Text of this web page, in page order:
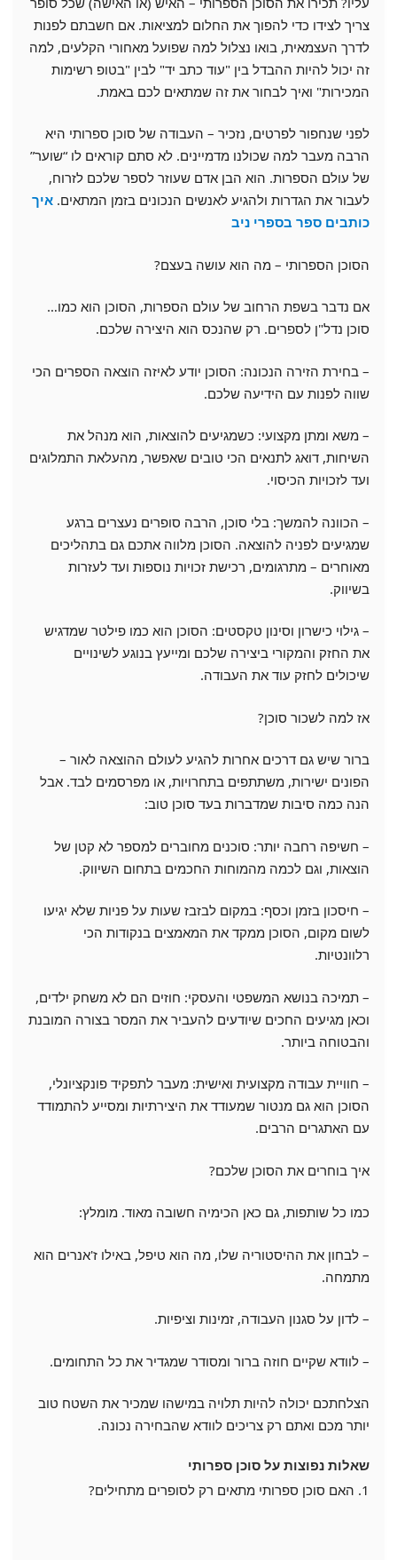
צריך לצידו כדי להפוך את החלום למציאות. אם חשבתם לפנות
לדרך העצמאית, בואו נצלול למה שפועל מאחורי הקלעים, למה
זה יכול להיות ההבדל בין "עוד כתב יד" לבין "בטופ רשימות
המכירות" ואיך לבחור את זה שמתאים לכם באמת.
לפני שנחפור לפרטים, נזכיר – העבודה של סוכן ספרותי היא
הרבה מעבר למה שכולנו מדמיינים. לא סתם קוראים לו “שוער”
של עולם הספרות. הוא הבן אדם שעוזר לספר שלכם לזרוח,
לעבור את הגדרות ולהגיע לאנשים הנכונים בזמן המתאים. איך
כותבים ספר בספרי ניב
הסוכן הספרותי – מה הוא עושה בעצם?
אם נדבר בשפת הרחוב של עולם הספרות, הסוכן הוא כמו…
סוכן נדל"ן לספרים. רק שהנכס הוא היצירה שלכם.
– בחירת הזירה הנכונה: הסוכן יודע לאיזה הוצאה הספרים הכי
שווה לפנות עם הידיעה שלכם.
– משא ומתן מקצועי: כשמגיעים להוצאות, הוא מנהל את
השיחות, דואג לתנאים הכי טובים שאפשר, מהעלאת התמלוגים
ועד לזכויות הכיסוי.
– הכוונה להמשך: בלי סוכן, הרבה סופרים נעצרים ברגע
שמגיעים לפניה להוצאה. הסוכן מלווה אתכם גם בתהליכים
מאוחרים – מתרגומים, רכישת זכויות נוספות ועד לעזרות
בשיווק.
– גילוי כישרון וסינון טקסטים: הסוכן הוא כמו פילטר שמדגיש
את החזק והמקורי ביצירה שלכם ומייעץ בנוגע לשינויים
שיכולים לחזק עוד את העבודה.
אז למה לשכור סוכן?
ברור שיש גם דרכים אחרות להגיע לעולם ההוצאה לאור –
הפונים ישירות, משתתפים בתחרויות, או מפרסמים לבד. אבל
הנה כמה סיבות שמדברות בעד סוכן טוב:
– חשיפה רחבה יותר: סוכנים מחוברים למספר לא קטן של
הוצאות, וגם לכמה מהמוחות החכמים בתחום השיווק.
– חיסכון בזמן וכסף: במקום לבזבז שעות על פניות שלא יגיעו
לשום מקום, הסוכן ממקד את המאמצים בנקודות הכי
רלוונטיות.
– תמיכה בנושא המשפטי והעסקי: חוזים הם לא משחק ילדים,
וכאן מגיעים החכים שיודעים להעביר את המסר בצורה המובנת
והבטוחה ביותר.
– חוויית עבודה מקצועית ואישית: מעבר לתפקיד פונקציונלי,
הסוכן הוא גם מנטור שמעודד את היצירתיות ומסייע להתמודד
עם האתגרים הרבים.
איך בוחרים את הסוכן שלכם?
כמו כל שותפות, גם כאן הכימיה חשובה מאוד. מומלץ:
– לבחון את ההיסטוריה שלו, מה הוא טיפל, באילו ז'אנרים הוא
מתמחה.
– לדון על סגנון העבודה, זמינות וציפיות.
– לוודא שקיים חוזה ברור ומסודר שמגדיר את כל התחומים.
הצלחתכם יכולה להיות תלויה במישהו שמכיר את השטח טוב
יותר מכם ואתם רק צריכים לוודא שהבחירה נכונה.
שאלות נפוצות על סוכן ספרותי
1. האם סוכן ספרותי מתאים רק לסופרים מתחילים?